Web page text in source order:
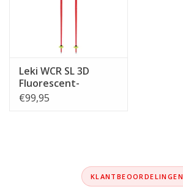
Leki WCR SL 3D
Fluorescent-
red/black/neon-
€99,95
KLANTBEOORDELINGEN